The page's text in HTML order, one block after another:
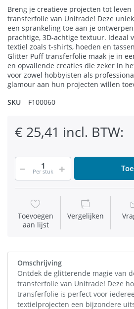
Breng je creatieve projecten tot
transferfolie van Unitrade! Deze
een sprankeling toe aan je
prachtige, 3D-achtige textuur. Ideaal
textiel zoals t-shirts, hoeden en
Glitter Puff transferfolie maak je in
en opvallende creaties die zeker in
voor zowel hobbyisten als
glamour aan hun projecten willen
SKU
F100060
€ 25,41 incl. BTW:
Per stuk
Toevoegen
aan lijst
Vergelijken
Omschrijving
Ontdek de glitterende magie van
transferfolie van Unitrade! Deze
transferfolie is perfect voor
textielprojecten een bijzondere